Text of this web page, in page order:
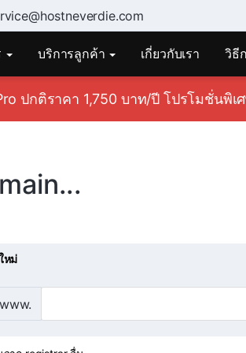
บริการลูกค้า เกี่ยวกับเรา วิธี
ปกติราคา 1,750 บาท/ปี โปรโมชั่นพิ
หม่
www.